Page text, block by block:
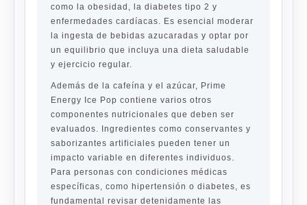
como la obesidad, la diabetes tipo 2 y
enfermedades cardíacas. Es esencial moderar
la ingesta de bebidas azucaradas y optar por
un equilibrio que incluya una dieta saludable
y ejercicio regular.
Además de la cafeína y el azúcar, Prime
Energy Ice Pop contiene varios otros
componentes nutricionales que deben ser
evaluados. Ingredientes como conservantes y
saborizantes artificiales pueden tener un
impacto variable en diferentes individuos.
Para personas con condiciones médicas
específicas, como hipertensión o diabetes, es
fundamental revisar detenidamente las